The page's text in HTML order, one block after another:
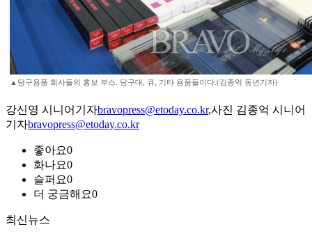
▲당구용품 회사들의 홍보 부스. 당구대, 큐, 기타 용품들이다.(김종억 동년기자)
강신영 시니어기자bravopress@etoday.co.kr,사진 김종억 시니어
기자bravopress@etoday.co.kr
좋아요0
화나요0
슬퍼요0
더 궁금해요0
최신뉴스